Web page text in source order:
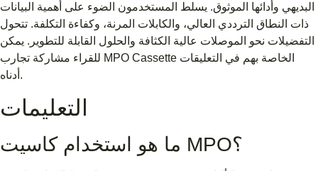
البديهي وأدائها الموثوق. يسلط المستخدمون الضوء على أهمية البيانات
ذات النطاق الترددي العالي، والكابلات المرنة، وكفاءة التكلفة. تتحول
التفضيلات نحو الموصلات عالية الكثافة والحلول القابلة للتطوير. يمكن
للقراء مشاركة تجارب MPO Cassette الخاصة بهم في التعليقات
أدناه.
التعليمات